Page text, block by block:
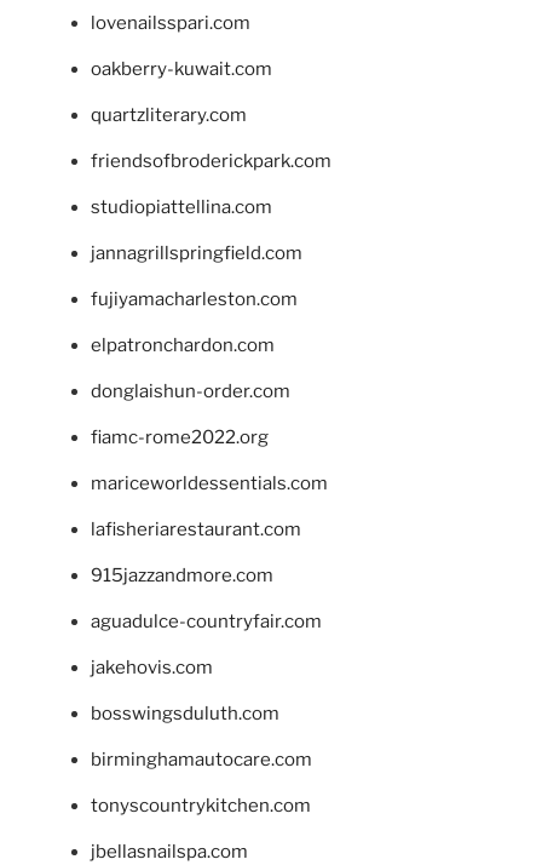
lovenailsspari.com
oakberry-kuwait.com
quartzliterary.com
friendsofbroderickpark.com
studiopiattellina.com
jannagrillspringfield.com
fujiyamacharleston.com
elpatronchardon.com
donglaishun-order.com
fiamc-rome2022.org
mariceworldessentials.com
lafisheriarestaurant.com
915jazzandmore.com
aguadulce-countryfair.com
jakehovis.com
bosswingsduluth.com
birminghamautocare.com
tonyscountrykitchen.com
jbellasnailspa.com